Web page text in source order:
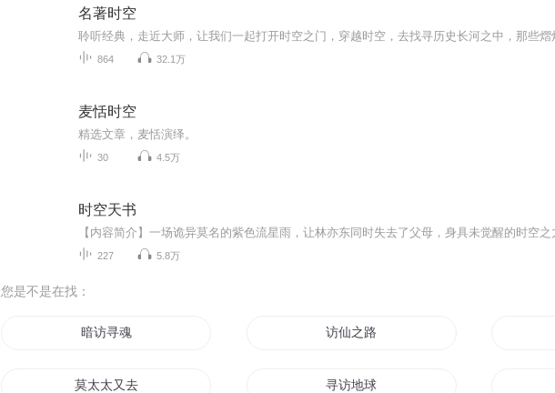
名著时空
864 32.1万
麦恬时空
精选文章，麦恬演绎。
30 4.5万
时空天书
227 5.8万
您是不是在找：
暗访寻魂 访仙之路
莫太太又去采访了 寻访地球